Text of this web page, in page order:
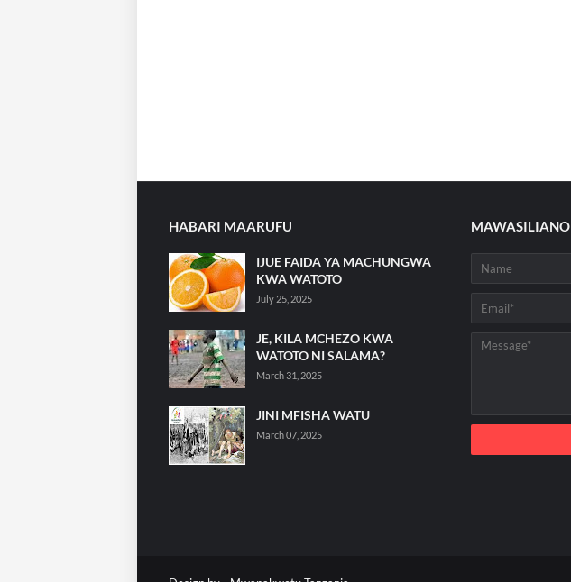
HABARI MAARUFU
IJUE FAIDA YA MACHUNGWA
KWA WATOTO
July 25, 2025
JE, KILA MCHEZO KWA
WATOTO NI SALAMA?
March 31, 2025
JINI MFISHA WATU
March 07, 2025
MAWASILIANO